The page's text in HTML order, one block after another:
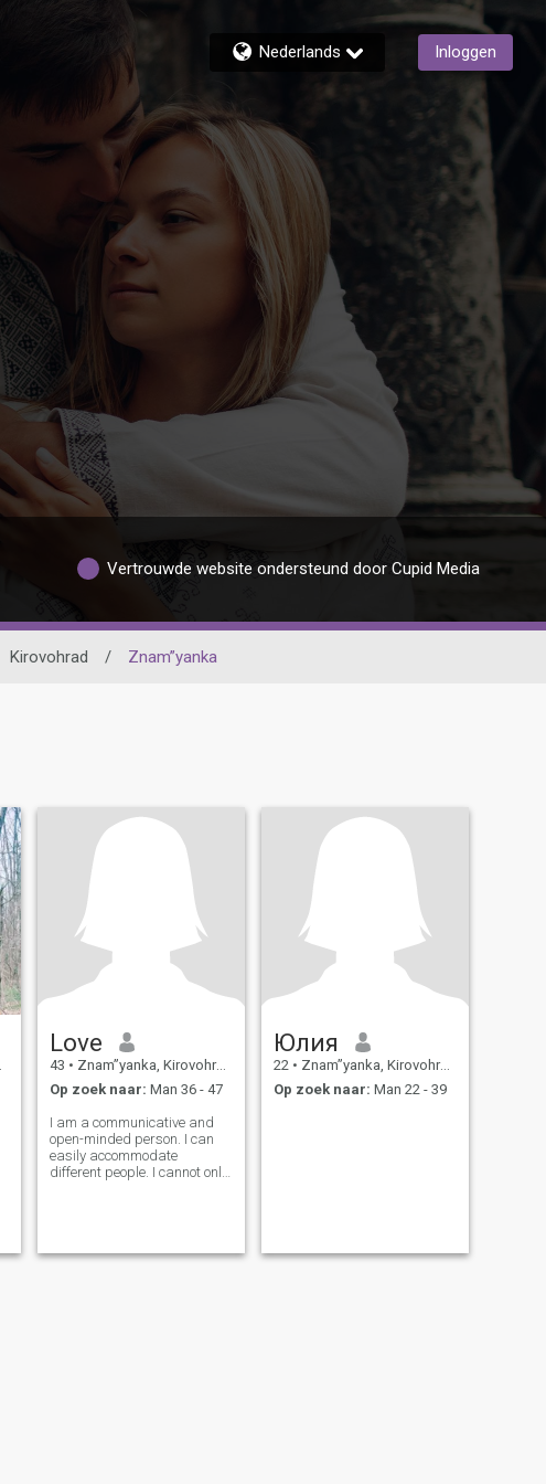
Nederlands Inloggen
Vertrouwde website ondersteund door Cupid Media
Kirovohrad / Znam”yanka
Love
43 • Znam”yanka, Kirovohrad, Ukraïne
Op zoek naar: Man 36 - 47
I am a communicative and
open-minded person. I can
easily accommodate
different people. I cannot only
am an ideal subordinate, but
Юлия
22 • Znam”yanka, Kirovohrad, Ukraïne
Op zoek naar: Man 22 - 39